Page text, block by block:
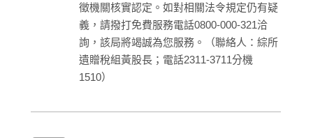
徵機關核實認定。如對相關法令規定仍有疑
義，請撥打免費服務電話0800-000-321洽
詢，該局將竭誠為您服務。（聯絡人：綜所
遺贈稅組黃股長；電話2311-3711分機
1510）